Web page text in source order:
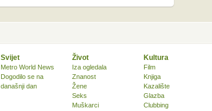
Svijet
Metro World News
Dogodilo se na
današnji dan
Život
Iza ogledala
Znanost
Žene
Seks
Muškarci
Kultura
Film
Knjiga
Kazalište
Glazba
Clubbing